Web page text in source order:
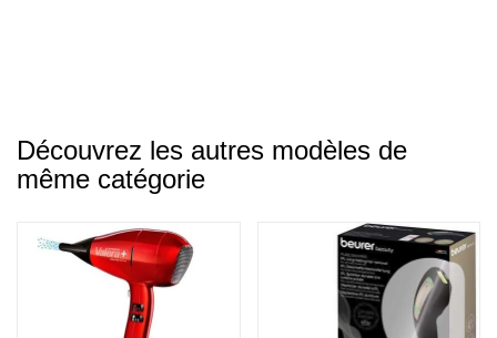
Découvrez les autres modèles de
même catégorie